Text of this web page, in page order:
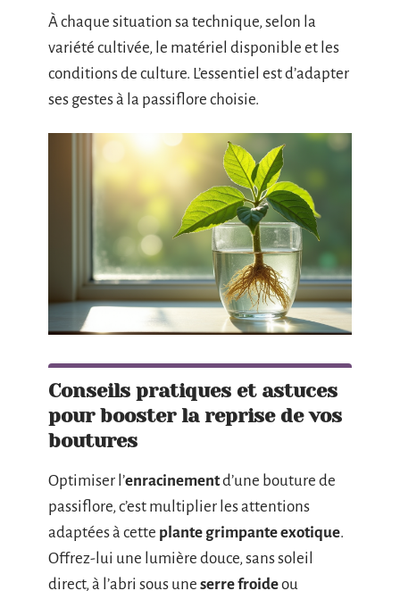
À chaque situation sa technique, selon la
variété cultivée, le matériel disponible et les
conditions de culture. L’essentiel est d’adapter
ses gestes à la passiflore choisie.
Conseils pratiques et astuces
pour booster la reprise de vos
boutures
Optimiser l’enracinementd’une bouture de
passiflore, c’est multiplier les attentions
adaptées à cette plante grimpante exotique.
Offrez-lui une lumière douce, sans soleil
direct, à l’abri sous une serre froideou